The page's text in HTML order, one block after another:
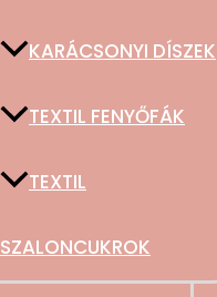
KARÁCSONYI DÍSZEK
TEXTIL FENYŐFÁK
TEXTIL
SZALONCUKROK